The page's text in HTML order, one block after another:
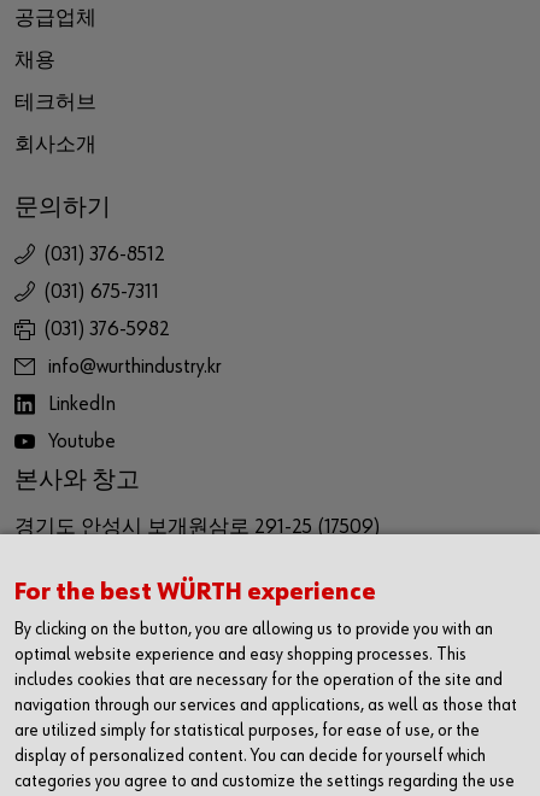
공급업체
채용
테크허브
회사소개
문의하기
(031) 376-8512
(031) 675-7311
(031) 376-5982
info@wurthindustry.kr
LinkedIn
Youtube
본사와 창고
경기도 안성시 보개원삼로 291-25 (17509)
Republic of Korea (17509)
영업사무소
경기도 화성시 동탄기흥로 614
For the best WÜRTH experience
By clicking on the button, you are allowing us to provide you with an
optimal website experience and easy shopping processes. This
includes cookies that are necessary for the operation of the site and
navigation through our services and applications, as well as those that
are utilized simply for statistical purposes, for ease of use, or the
display of personalized content. You can decide for yourself which
categories you agree to and customize the settings regarding the use